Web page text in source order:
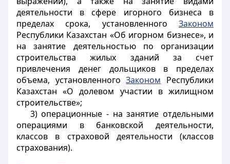
деятельности в сфере игорного бизнеса в
пределах срока, установленного Законом
Республики Казахстан «Об игорном бизнесе», и
на занятие деятельностью по организации
строительства жилых зданий за счет
привлечения денег дольщиков в пределах
объема, установленногоЗаконом Республики
Казахстан «О долевом участии в жилищном
строительстве»;
3) операционные - на занятие отдельными
операциями в банковской деятельности,
классов в страховой деятельности (классов
страхования).